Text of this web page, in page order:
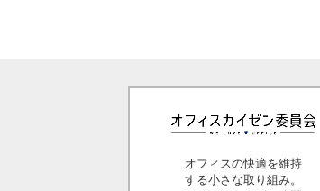
オフィスの快適を維持
する小さな取り組み。